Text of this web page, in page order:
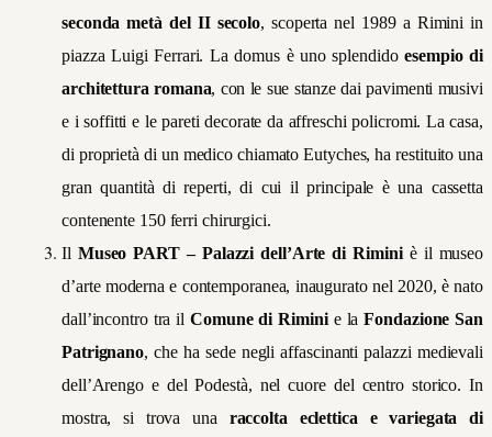
seconda metà del II secolo, scoperta nel 1989 a Rimini in
piazza Luigi Ferrari. La domus è uno splendidoesempio di
architettura romana, con le sue stanze dai pavimenti musivi
e i soffitti e le pareti decorate da affreschi policromi. La casa,
di proprietà di un medico chiamato Eutyches, ha restituito una
gran quantità di reperti, di cui il principale è una cassetta
contenente 150 ferri chirurgici.
Il Museo PART – Palazzi dell’Arte di Riminiè il museo
d’arte moderna e contemporanea, inaugurato nel 2020, è nato
dall’incontro tra ilComune di Riminie laFondazione San
Patrignano, che ha sede negli affascinanti palazzi medievali
dell’Arengo e del Podestà, nel cuore del centro storico. In
mostra, si trova una raccolta eclettica e variegata di